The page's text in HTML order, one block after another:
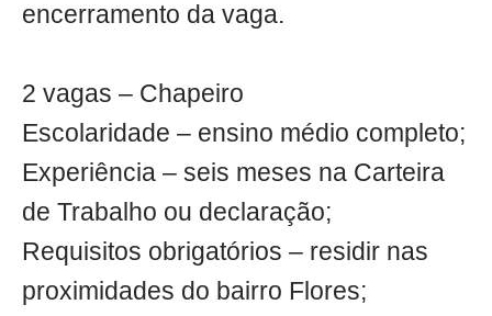
encerramento da vaga.
2 vagas – Chapeiro
Escolaridade – ensino médio completo;
Experiência – seis meses na Carteira
de Trabalho ou declaração;
Requisitos obrigatórios – residir nas
proximidades do bairro Flores;